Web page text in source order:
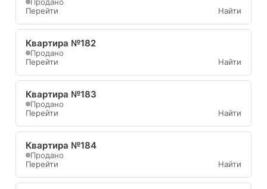
Перейти
Найти
Квартира №182
Продано
Перейти
Найти
Квартира №183
Продано
Перейти
Найти
Квартира №184
Продано
Перейти
Найти